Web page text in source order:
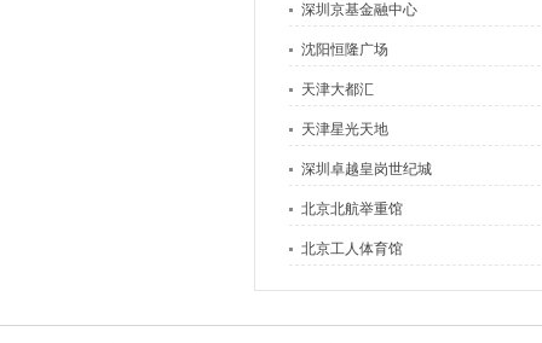
深圳京基金融中心
沈阳恒隆广场
天津大都汇
天津星光天地
深圳卓越皇岗世纪城
北京北航举重馆
北京工人体育馆